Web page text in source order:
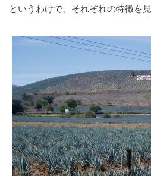
というわけで、それぞれの特徴を